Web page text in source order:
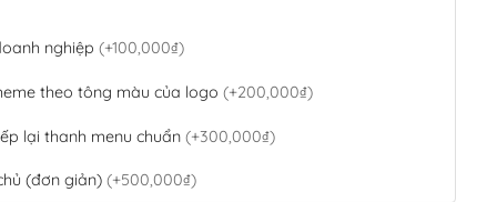
nghiệp (+100,000₫)
theo tông màu của logo (+200,000₫)
lại thanh menu chuẩn (+300,000₫)
(đơn giản) (+500,000₫)